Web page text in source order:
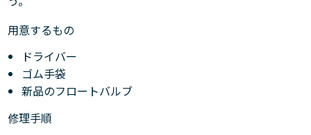
用意するもの
ドライバー
ゴム手袋
新品のフロートバルブ
修理手順